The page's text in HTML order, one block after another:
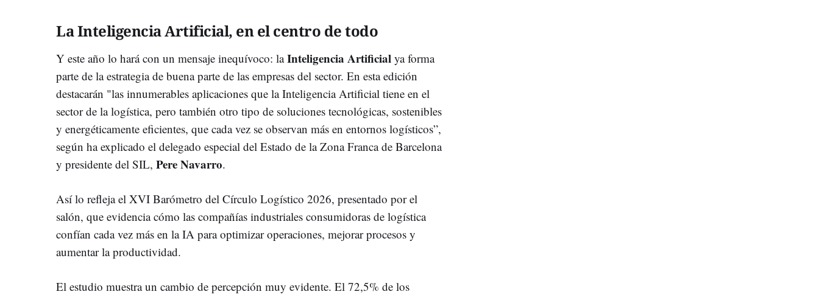
La Inteligencia Artificial, en el centro de todo
Y este año lo hará con un mensaje inequívoco: laInteligencia Artificial ya forma
parte de la estrategia de buena parte de las empresas del sector. En esta edición
destacarán "las innumerables aplicaciones que la Inteligencia Artificial tiene en el
sector de la logística, pero también otro tipo de soluciones tecnológicas, sostenibles
y energéticamente eficientes, que cada vez se observan más en entornos logísticos”,
según ha explicado el delegado especial del Estado de la Zona Franca de Barcelona
y presidente del SIL, Pere Navarro.
Así lo refleja el XVI Barómetro del Círculo Logístico 2026, presentado por el
salón, que evidencia cómo las compañías industriales consumidoras de logística
confían cada vez más en la IA para optimizar operaciones, mejorar procesos y
aumentar la productividad.
El estudio muestra un cambio de percepción muy evidente. El 72,5% de los